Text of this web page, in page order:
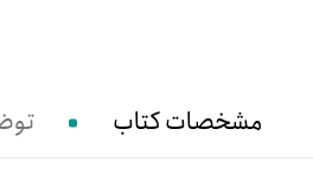
مشخصات کتاب